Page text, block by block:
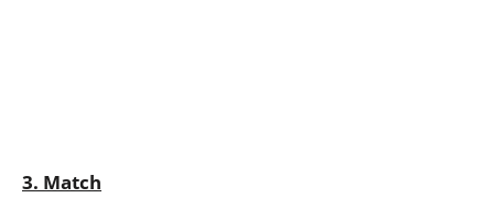
3. Match